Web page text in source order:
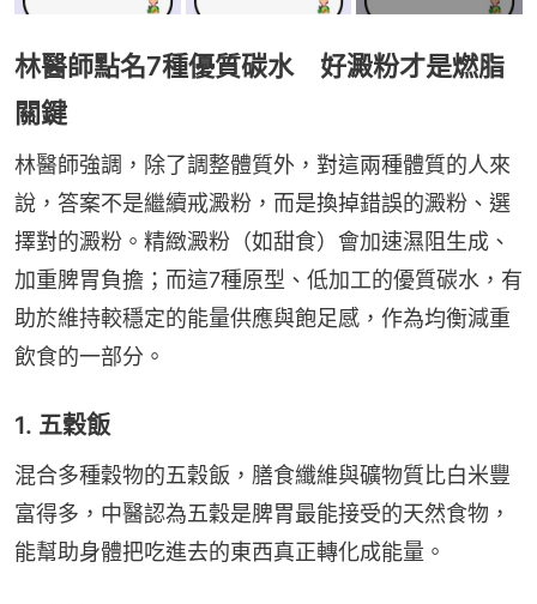
林醫師點名7種優質碳水 好澱粉才是燃脂
關鍵
林醫師強調，除了調整體質外，對這兩種體質的人來
說，答案不是繼續戒澱粉，而是換掉錯誤的澱粉、選
擇對的澱粉。精緻澱粉（如甜食）會加速濕阻生成、
加重脾胃負擔；而這7種原型、低加工的優質碳水，有
助於維持較穩定的能量供應與飽足感，作為均衡減重
飲食的一部分。
1. 五穀飯
混合多種穀物的五穀飯，膳食纖維與礦物質比白米豐
富得多，中醫認為五穀是脾胃最能接受的天然食物，
能幫助身體把吃進去的東西真正轉化成能量。